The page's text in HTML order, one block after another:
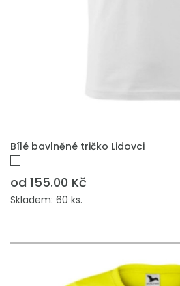
PŘIDAT DO POPTÁVKY
Bílé bavlněné tričko Lidovci
od 155.00 Kč
Skladem: 60 ks.